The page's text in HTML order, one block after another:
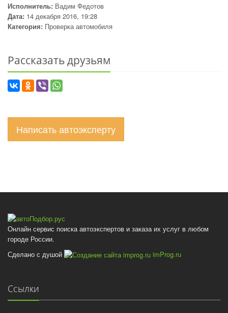
Исполнитель: Вадим Федотов
Дата: 14 декабря 2016, 19:28
Категория: Проверка автомобиля
Рассказать друзьям
Написать автоэксперту
Онлайн сервис поиска автоэкспертов и заказа их услуг в любом
городе России.
Сделано с душой
imProg.ru
Ссылки